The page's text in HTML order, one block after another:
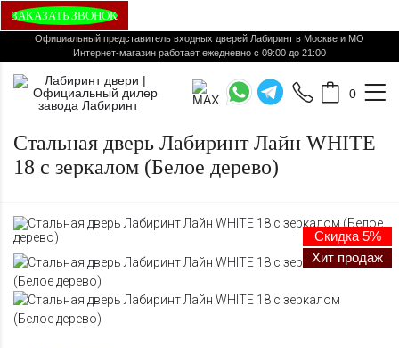
ЗАКАЗАТЬ ЗВОНОК
Официальный представитель входных дверей Лабиринт в Москве и МО
Интернет-магазин работает ежедневно с 09:00 до 21:00
0
Стальная дверь Лабиринт Лайн WHITE
18 с зеркалом (Белое дерево)
Скидка 5%
Хит продаж